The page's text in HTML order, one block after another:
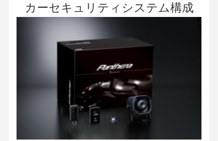
カーセキュリティシステム構成